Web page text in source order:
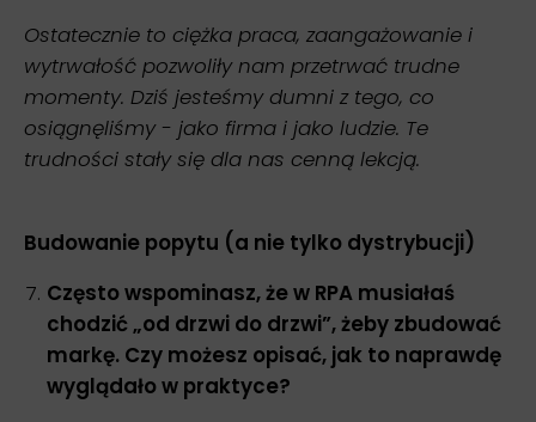
Ostatecznie to ciężka praca, zaangażowanie i
wytrwałość pozwoliły nam przetrwać trudne
momenty. Dziś jesteśmy dumni z tego, co
osiągnęliśmy - jako firma i jako ludzie. Te
trudności stały się dla nas cenną lekcją.
Budowanie popytu (a nie tylko dystrybucji)
Często wspominasz, że w RPA musiałaś
chodzić „od drzwi do drzwi”, żeby zbudować
markę. Czy możesz opisać, jak to naprawdę
wyglądało w praktyce?